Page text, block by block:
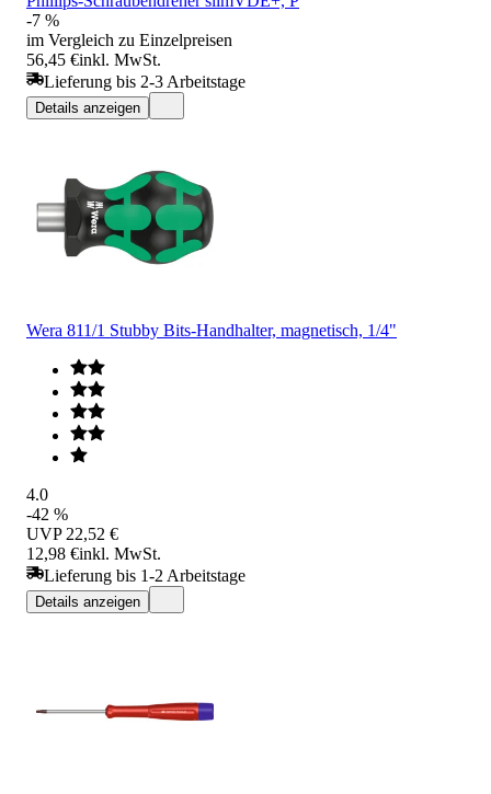
-7 %
im Vergleich zu Einzelpreisen
56,45 €inkl. MwSt.
Lieferung bis 2-3 Arbeitstage
Details anzeigen
Wera 811/1 Stubby Bits-Handhalter, magnetisch, 1/4"
4.0
-42 %
UVP 22,52 €
12,98 €inkl. MwSt.
Lieferung bis 1-2 Arbeitstage
Details anzeigen